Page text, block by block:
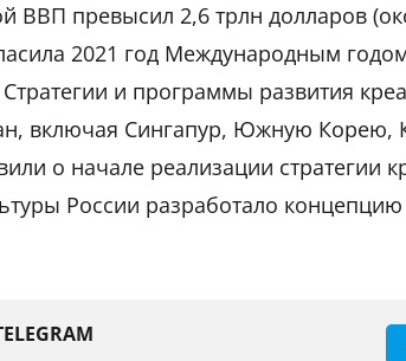
ВВП превысил 2,6 трлн долларов
2021 год Международным
и программы развития
включая Сингапур, Южную Корею,
о начале реализации стратегии
России разработало концепцию